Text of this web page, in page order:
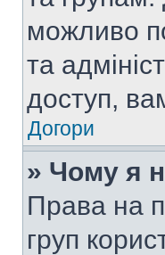
можливо
та
доступ,
Догори
» Чому я
Права на
груп